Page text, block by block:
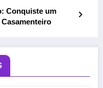
Conquiste um